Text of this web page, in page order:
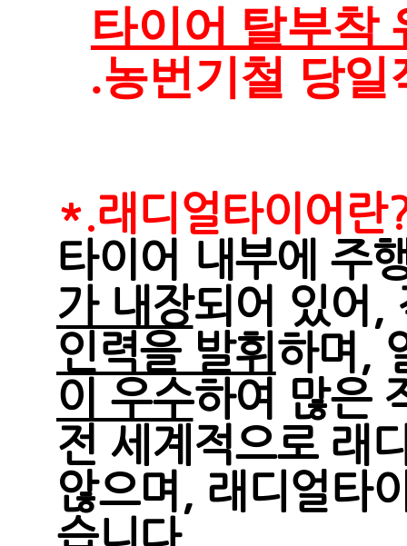
타이어 탈부착
.농번기철 당일
*.래디얼타이어란
타이어 내부에 주
가 내장되어 있어,
인력을 발휘 하며,
이 우수하여 많은
전 세계적으로 래
않으며, 래디얼타